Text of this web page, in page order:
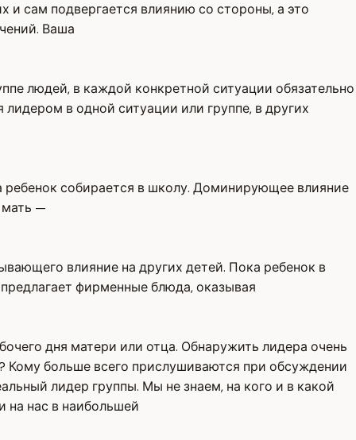
сам подвергается влиянию со стороны, а это
Ваша
людей, в каждой конкретной ситуации обязательно
в одной ситуации или группе, в других
ребенок собирается в школу. Доминирующее влияние
мать —
влияние на других детей. Пока ребенок в
фирменные блюда, оказывая
дня матери или отца. Обнаружить лидера очень
больше всего прислушиваются при обсуждении
лидер группы. Мы не знаем, на кого и в какой
на нас в наибольшей